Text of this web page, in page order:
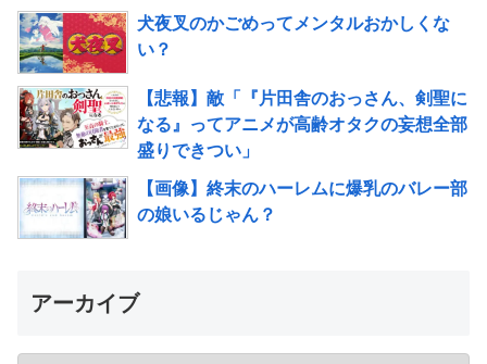
犬夜叉のかごめってメンタルおかしくな
い？
【悲報】敵「『片田舎のおっさん、剣聖に
なる』ってアニメが高齢オタクの妄想全部
盛りできつい」
【画像】終末のハーレムに爆乳のバレー部
の娘いるじゃん？
アーカイブ